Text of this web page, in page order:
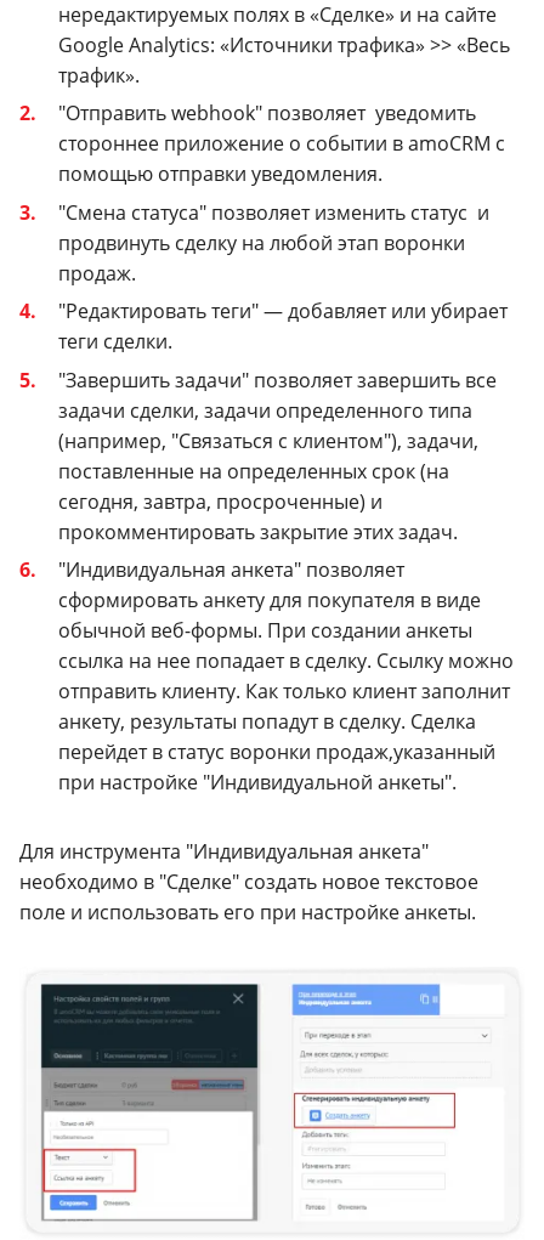
нередактируемых полях в «Сделке» и на сайте
Google Analytics: «Источники трафика» >> «Весь
трафик».
"Отправить webhook" позволяет уведомить
стороннее приложение о событии в amoCRM с
помощью отправки уведомления.
"Смена статуса" позволяет изменить статус и
продвинуть сделку на любой этап воронки
продаж.
"Редактировать теги" — добавляет или убирает
теги сделки.
"Завершить задачи" позволяет завершить все
задачи сделки, задачи определенного типа
(например, "Связаться с клиентом"), задачи,
поставленные на определенных срок (на
сегодня, завтра, просроченные) и
прокомментировать закрытие этих задач.
"Индивидуальная анкета" позволяет
сформировать анкету для покупателя в виде
обычной веб-формы. При создании анкеты
ссылка на нее попадает в сделку. Ссылку можно
отправить клиенту. Как только клиент заполнит
анкету, результаты попадут в сделку. Сделка
перейдет в статус воронки продаж,указанный
при настройке "Индивидуальной анкеты".
Для инструмента "Индивидуальная анкета"
необходимо в "Сделке" создать новое текстовое
поле и использовать его при настройке анкеты.